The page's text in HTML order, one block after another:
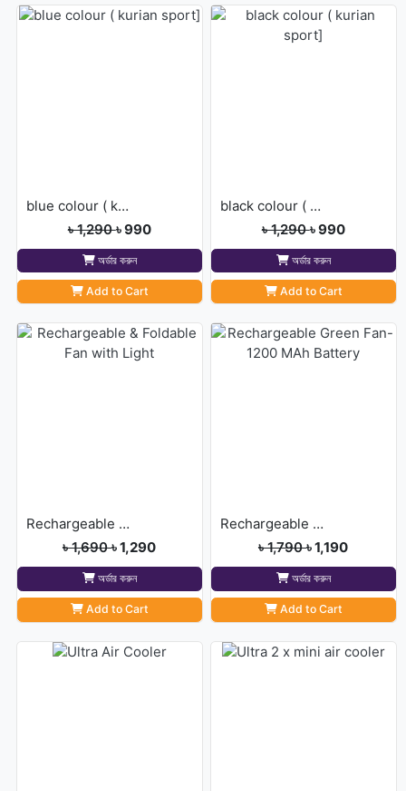
blue colour ( kurian sport]
৳ 1,290৳ 990
অর্ডার করুন
Add to Cart
black colour ( kurian sport]
৳ 1,290৳ 990
অর্ডার করুন
Add to Cart
Rechargeable & Foldable Fan with Light
৳ 1,690৳ 1,290
অর্ডার করুন
Add to Cart
Rechargeable Green Fan-1200 MAh Battery
৳ 1,790৳ 1,190
অর্ডার করুন
Add to Cart